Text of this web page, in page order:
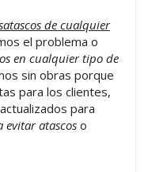
de cualquier
el problema o
en cualquier tipo de
sin obras porque
para los clientes,
para
evitar atascoso